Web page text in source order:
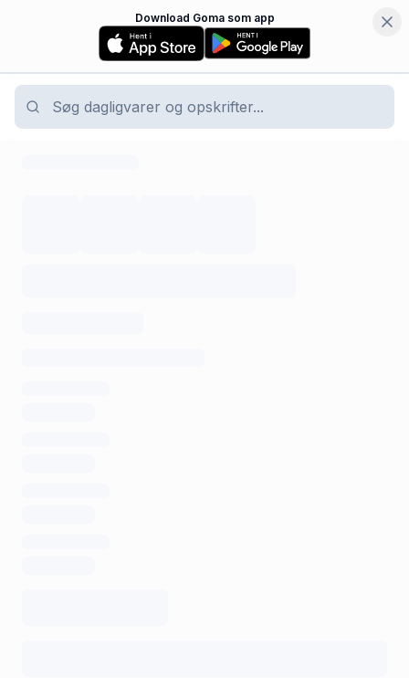
Download Goma som app